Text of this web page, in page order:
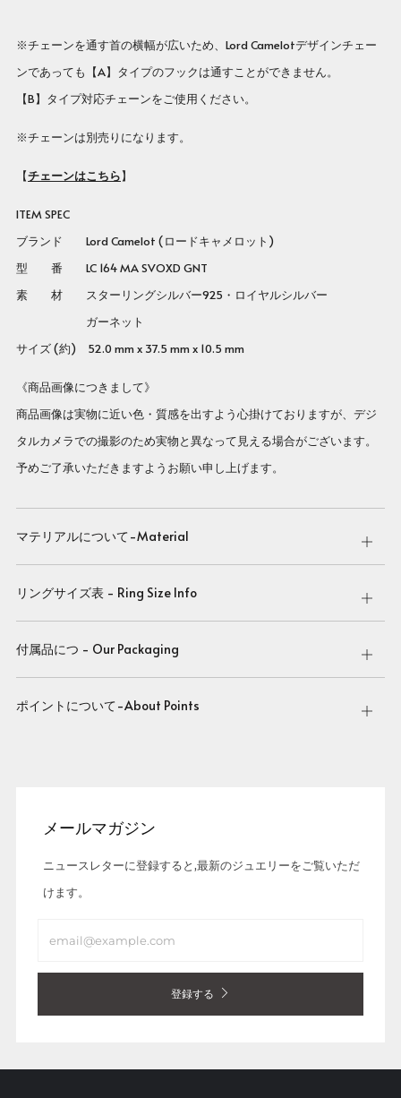
※チェーンを通す首の横幅が広いため、Lord Camelotデザインチェー
ンであっても【A】タイプのフックは通すことができません。
【B】タイプ対応チェーンをご使用ください。
※チェーンは別売りになります。
【チェーンはこちら】
ITEM SPEC
ブランド Lord Camelot (ロードキャメロット)
型 番 LC 164 MA SVOXD GNT
素 材 スターリングシルバー925・ロイヤルシルバー
ガーネット
サイズ (約) 52.0 mm x 37.5 mm x 10.5 mm
《商品画像につきまして》
商品画像は実物に近い色・質感を出すよう心掛けておりますが、デジ
タルカメラでの撮影のため実物と異なって見える場合がございます。
予めご了承いただきますようお願い申し上げます。
マテリアルについて-Material
Open
tab
リングサイズ表 - Ring Size Info
Open
tab
付属品につ - Our Packaging
Open
tab
ポイントについて-About Points
Open
メールマガジン
ニュースレターに登録すると,最新のジュエリーをご覧いただ
けます。
登録する